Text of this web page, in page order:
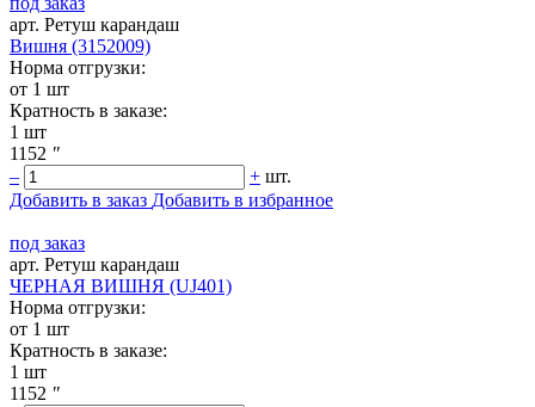
арт. Ретуш карандаш
Вишня (3152009)
Норма отгрузки:
от 1 шт
Кратность в заказе:
1 шт
1152 "
–
+ шт.
Добавить в заказ Добавить в избранное
под заказ
арт. Ретуш карандаш
ЧЕРНАЯ ВИШНЯ (UJ401)
Норма отгрузки:
от 1 шт
Кратность в заказе:
1 шт
1152 "